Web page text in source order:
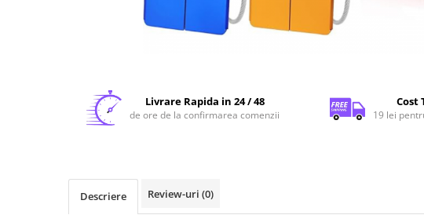
Livrare Rapida in 24 / 48
de ore de la confirmarea comenzii
Cost
19 lei
Descriere Review-uri (0)